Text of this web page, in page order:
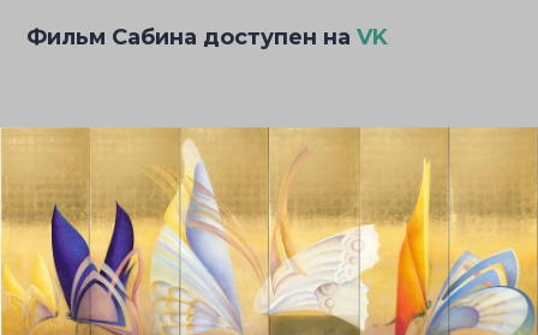
Фильм Сабина доступен на VK